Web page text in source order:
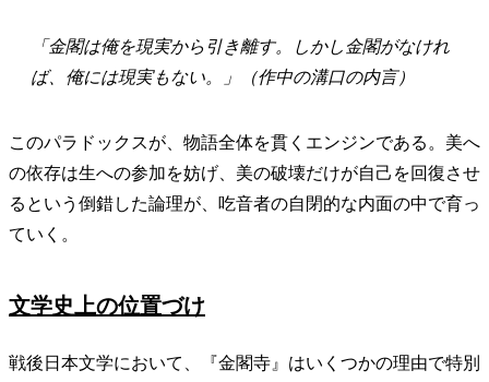
「金閣は俺を現実から引き離す。しかし金閣がなけれ
ば、俺には現実もない。」（作中の溝口の内言）
このパラドックスが、物語全体を貫くエンジンである。美へ
の依存は生への参加を妨げ、美の破壊だけが自己を回復させ
るという倒錯した論理が、吃音者の自閉的な内面の中で育っ
ていく。
文学史上の位置づけ
戦後日本文学において、『金閣寺』はいくつかの理由で特別